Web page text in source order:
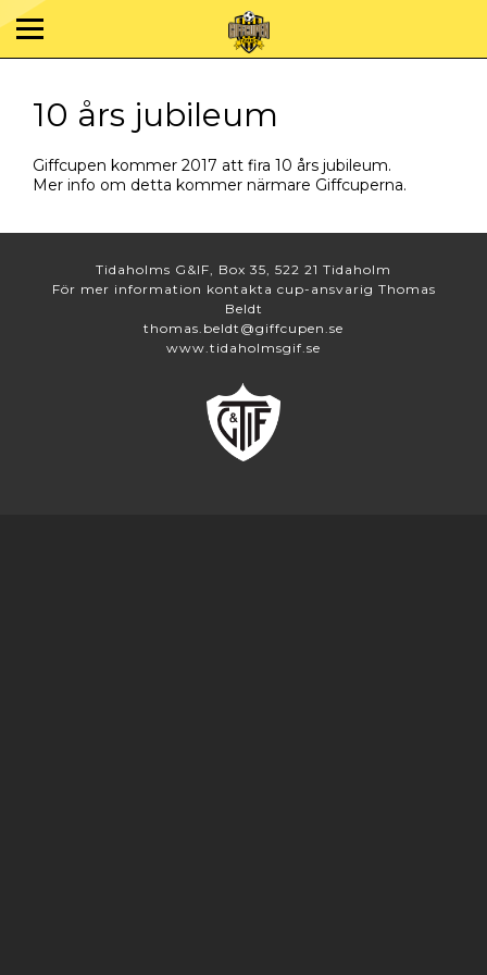
10 års jubileum
Giffcupen kommer 2017 att fira 10 års jubileum.
Mer info om detta kommer närmare Giffcuperna.
Tidaholms G&IF, Box 35, 522 21 Tidaholm
För mer information kontakta cup-ansvarig Thomas
Beldt
thomas.beldt@giffcupen.se
www.tidaholmsgif.se